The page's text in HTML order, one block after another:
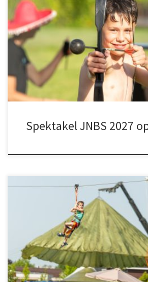
Schiet het in je agenda: op 15 mei 2027 is
editie van Spektakel JNBS. Hou onze socials
laatste nieuws.
Spektakel JNBS 2027
Klimmen, rollen, springen, schieten, nog
onder een strakblauwe hemel – dat was
ons betreft een succes, dus noteer 15 mei
agenda, voor de volgende editie. Maar
genieten, check het hele […]